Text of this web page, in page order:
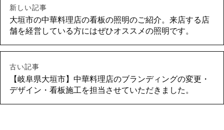
新しい記事
大垣市の中華料理店の看板の照明のご紹介。来店する店
舗を経営している方にはぜひオススメの照明です。
古い記事
【岐阜県大垣市】中華料理店のブランディングの変更・
デザイン・看板施工を担当させていただきました。